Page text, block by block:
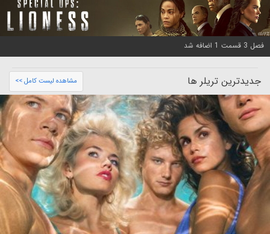
فصل 3 قسمت 1 اضافه شد
جدیدترین تریلر ها مشاهده لیست کامل >>